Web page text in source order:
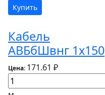
Купить
Кабель
АВБбШвнг 1х150
Цена: 171.61 ₽